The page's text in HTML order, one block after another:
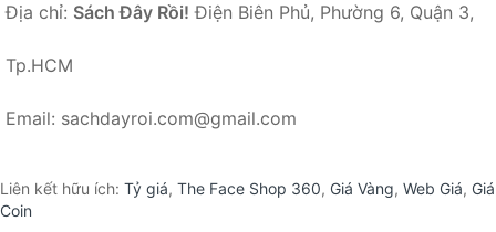
Địa chỉ: Sách Đây Rồi! Điện Biên Phủ, Phường 6, Quận 3,
Tp.HCM
Email: sachdayroi.com@gmail.com
Liên kết hữu ích: Tỷ giá, The Face Shop 360, Giá Vàng, Web Giá, Giá
Coin